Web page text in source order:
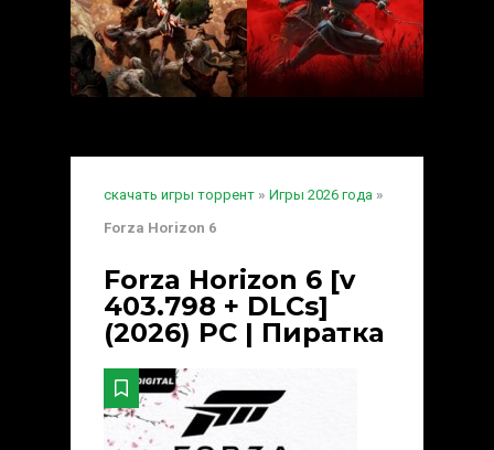
скачать игры торрент » Игры 2026 года »
Forza Horizon 6
Forza Horizon 6 [v
403.798 + DLCs]
(2026) PC | Пиратка